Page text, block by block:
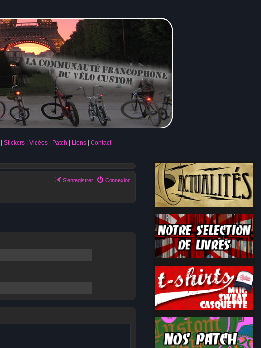
Stickers Vidéos Patch Liens Contact
Connexion
S’enregistrer